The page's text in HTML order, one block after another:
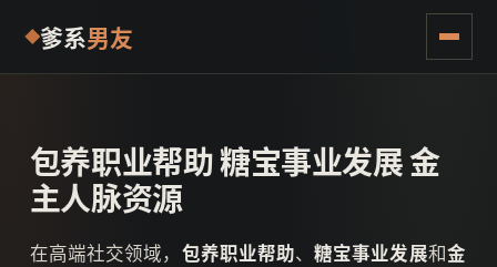
爹系男友
包养职业帮助 糖宝事业发展 金
主人脉资源
在高端社交领域， 包养职业帮助、糖宝事业发展和金